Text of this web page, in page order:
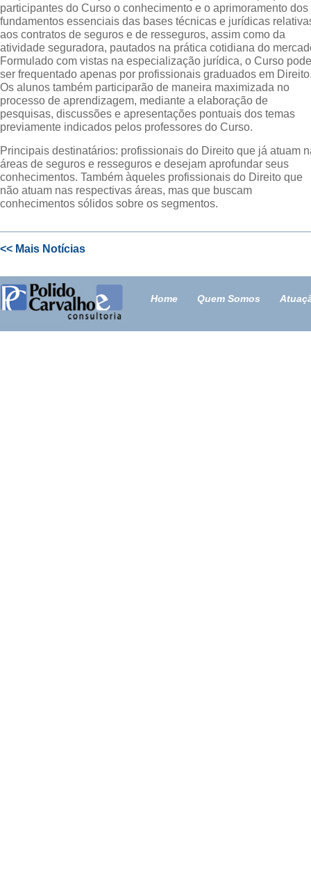
participantes do Curso o conhecimento e o aprimoramento dos
fundamentos essenciais das bases técnicas e jurídicas
aos contratos de seguros e de resseguros, assim como da
atividade seguradora, pautados na prática cotidiana do
Formulado com vistas na especialização jurídica, o Curso
ser frequentado apenas por profissionais graduados em
Os alunos também participarão de maneira maximizada no
processo de aprendizagem, mediante a elaboração de
pesquisas, discussões e apresentações pontuais dos temas
previamente indicados pelos professores do Curso.
Principais destinatários: profissionais do Direito que já atuam
áreas de seguros e resseguros e desejam aprofundar seus
conhecimentos. Também àqueles profissionais do Direito que
não atuam nas respectivas áreas, mas que buscam
conhecimentos sólidos sobre os segmentos.
<< Mais Notícias
Home Quem Somos